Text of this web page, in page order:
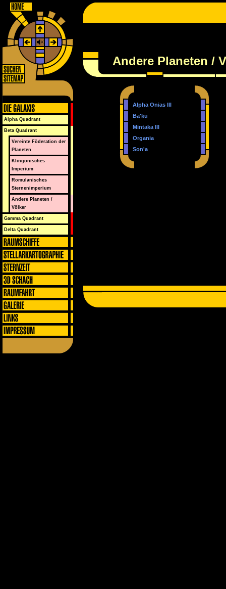
Alpha Quadrant
Beta Quadrant
Vereinte Föderation der
Planeten
Klingonisches
Imperium
Romulanisches
Sternenimperium
Andere Planeten /
Völker
Gamma Quadrant
Delta Quadrant
Andere Planeten /
Alpha Onias III
Ba'ku
Mintaka III
Organia
Son'a